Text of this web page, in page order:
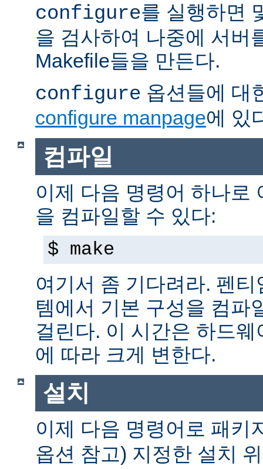
configure를 실행하면
을 검사하여 나중에 서버
Makefile들을 만든다.
configure 옵션들에 대
configure manpage에 있
컴파일
이제 다음 명령어 하나로
을 컴파일할 수 있다:
$ make
여기서 좀 기다려라. 펜
템에서 기본 구성을 컴파
걸린다. 이 시간은 하드
에 따라 크게 변한다.
설치
이제 다음 명령어로 패키
옵션 참고) 지정한 설치